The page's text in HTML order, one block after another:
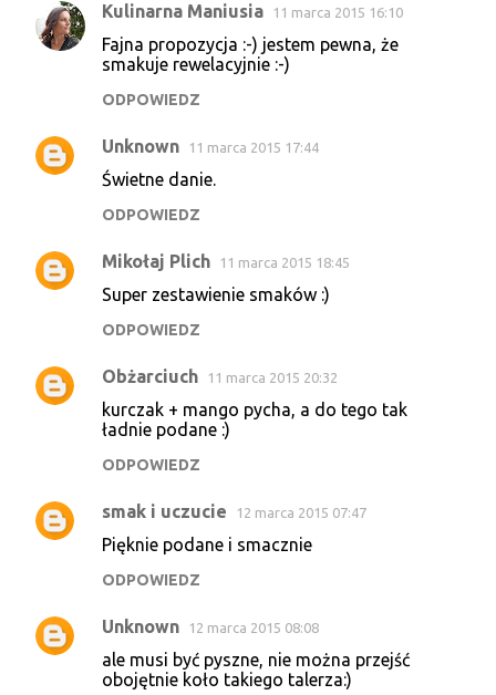
z
Kulinarna Maniusia 11 marca 2015 16:10
Fajna propozycja :-) jestem pewna, że
smakuje rewelacyjnie :-)
ODPOWIEDZ
Unknown 11 marca 2015 17:44
Świetne danie.
ODPOWIEDZ
Mikołaj Plich 11 marca 2015 18:45
Super zestawienie smaków :)
ODPOWIEDZ
Obżarciuch 11 marca 2015 20:32
kurczak + mango pycha, a do tego tak
ładnie podane :)
ODPOWIEDZ
smak i uczucie 12 marca 2015 07:47
Pięknie podane i smacznie
ODPOWIEDZ
Unknown 12 marca 2015 08:08
ale musi być pyszne, nie można przejść
obojętnie koło takiego talerza:)